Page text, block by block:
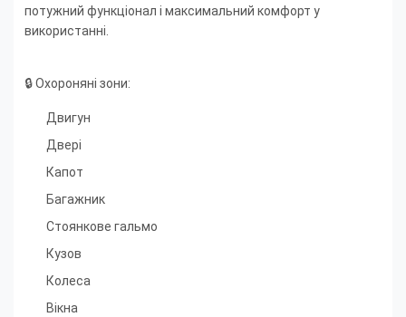
потужний функціонал і максимальний комфорт у
використанні.
🔒 Охороняні зони:
Двигун
Двері
Капот
Багажник
Стоянкове гальмо
Кузов
Колеса
Вікна